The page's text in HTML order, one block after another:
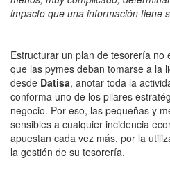
impacto que una información tiene
Estructurar un plan de tesorería no
que las pymes deban tomarse a la
desde Datisa, anotar toda la
conforma uno de los pilares
negocio. Por eso, las pequeñas y
sensibles a cualquier incidencia
apuestan cada vez más, por la
la gestión de su tesorería.